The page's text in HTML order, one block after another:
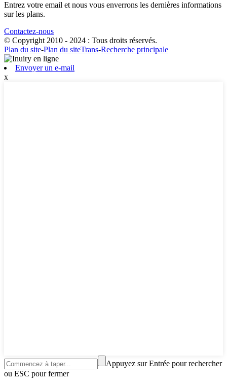
Entrez votre email et nous vous enverrons les dernières informations
sur les plans.
Contactez-nous
© Copyright 2010 - 2024 : Tous droits réservés.
Plan du site-Plan du siteTrans-Recherche principale
Envoyer un e-mail
x
Appuyez sur Entrée pour rechercher
ou ESC pour fermer